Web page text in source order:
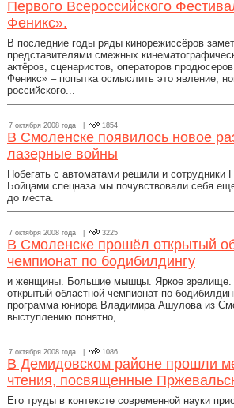
Первого Всероссийского
Феникс».
В последние годы ряды кинорежиссёров
представителями смежных
актёров, сценаристов, операторов
Феникс» – попытка осмыслить это явление,
российского...
7 октября 2008 года | 1854
В Смоленске появилось новое
лазерные войны
Побегать с автоматами решили и сотрудники
Бойцами спецназа мы почувствовали себя
до места.
7 октября 2008 года | 3225
В Смоленске прошёл открытый
чемпионат по бодибилдингу
и женщины. Большие мышцы. Яркое зрелище.
открытый областной чемпионат по
программа юниора Владимира Ашулова из
выступлению понятно,...
7 октября 2008 года | 1086
В Демидовском районе прошли
чтения, посвященные
Его труды в контексте современной науки